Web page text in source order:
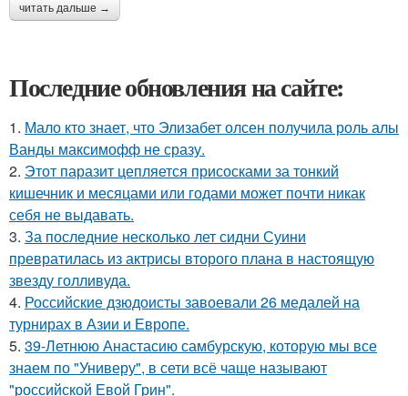
читать дальше →
Последние обновления на сайте:
1. Мало кто знает, что Элизабет олсен получила роль алы
Ванды максимофф не сразу.
2. Этот паразит цепляется присосками за тонкий
кишечник и месяцами или годами может почти никак
себя не выдавать.
3. За последние несколько лет сидни Суини
превратилась из актрисы второго плана в настоящую
звезду голливуда.
4. Российские дзюдоисты завоевали 26 медалей на
турнирах в Азии и Европе.
5. 39-Летнюю Анастасию самбурскую, которую мы все
знаем по "Универу", в сети всё чаще называют
"российской Евой Грин".